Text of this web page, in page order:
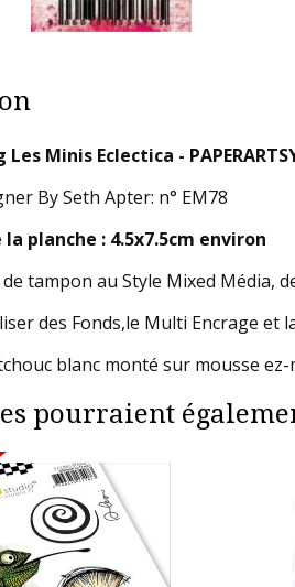
Minis Eclectica -
By Seth Apter: n° EM78
planche : 4.5x7.5cm environ
tampon au Style Mixed Média,
des Fonds,le Multi Encrage et
blanc monté sur mousse
pourraient